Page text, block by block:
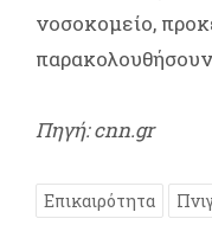
νοσοκομείο,
Πηγή: cnn.gr
Επικαιρότητα